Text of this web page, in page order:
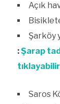
Açık
Şarköy
:Şarap
Saros